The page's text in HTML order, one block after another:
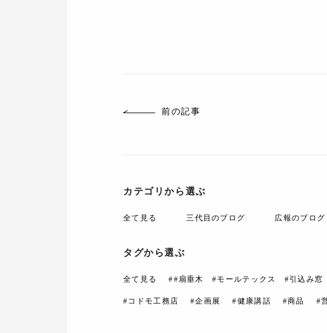
前の記事
カテゴリから選ぶ
全て見る 三代目のブログ 広報のブログ
タグから選ぶ
全て見る ##扇垂木 #モールテックス #引込み窓
#コドモ工務店 #企画展 #健康講話 #商品 #